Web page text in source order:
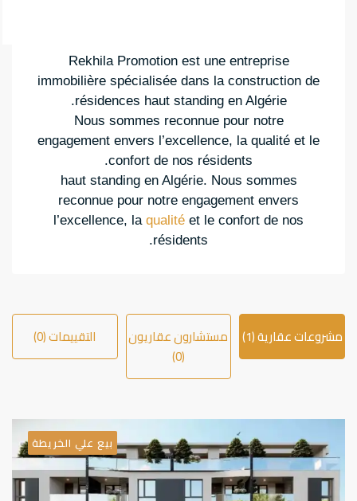
Rekhila Promotion est une entreprise
immobilière spécialisée dans la construction de
résidences haut standing en Algérie.
Nous sommes reconnue pour notre
engagement envers l’excellence, la qualité et le
confort de nos résidents.
haut standing en Algérie. Nous sommes
reconnue pour notre engagement envers
l’excellence, la qualité et le confort de nos
résidents.
مشروعات عقارية (1)
مستشارون عقاريون
(0)
التقييمات (0)
بيع علي الخريطة